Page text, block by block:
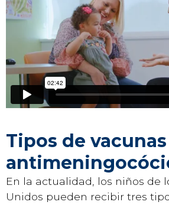
Tipos de vacunas
En la actualidad, los niños de
Unidos pueden recibir tres